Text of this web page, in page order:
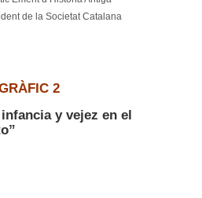
de la Societat Catalana
2
y vejez en el